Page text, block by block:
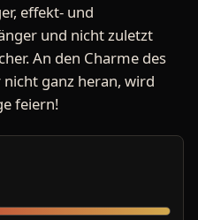
effekt- und
und nicht zuletzt
An den Charme des
ganz heran, wird
feiern!